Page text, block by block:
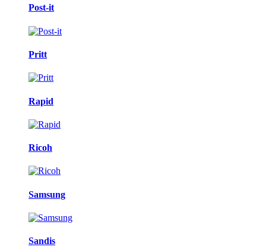
Post-it
Pritt
Rapid
Ricoh
Samsung
Sandis